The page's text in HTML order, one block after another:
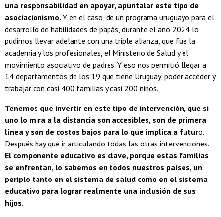
una responsabilidad en apoyar, apuntalar este tipo de
asociacionismo. Y en el caso, de un programa uruguayo para el
desarrollo de habilidades de papás, durante el año 2024 lo
pudimos llevar adelante con una triple alianza, que fue la
academia y los profesionales, el Ministerio de Salud y el
movimiento asociativo de padres. Y eso nos permitió llegar a
14 departamentos de los 19 que tiene Uruguay, poder acceder y
trabajar con casi 400 familias y casi 200 niños.
Tenemos que invertir en este tipo de intervención, que si
uno lo mira a la distancia son accesibles, son de primera
línea y son de costos bajos para lo que implica a futuro.
Después hay que ir articulando todas las otras intervenciones.
El componente educativo es clave, porque estas familias
se enfrentan, lo sabemos en todos nuestros países, un
periplo tanto en el sistema de salud como en el sistema
educativo para lograr realmente una inclusión de sus
hijos.